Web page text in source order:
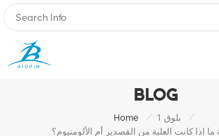
BLOG
Home / بلوق 1
/